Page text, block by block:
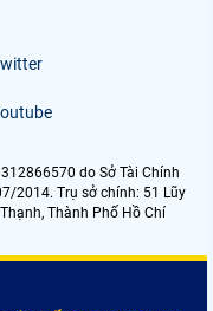
do Sở Tài Chính
2014. Trụ sở chính: 51 Lũy
Thành Phố Hồ Chí